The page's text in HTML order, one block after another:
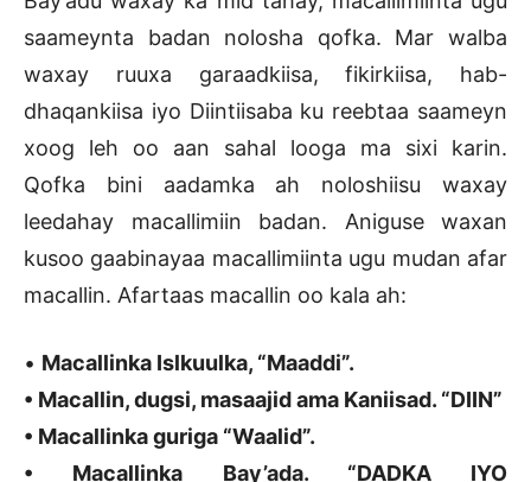
saameynta badan nolosha qofka. Mar walba
waxay ruuxa garaadkiisa, fikirkiisa, hab-
dhaqankiisa iyo Diintiisaba ku reebtaa saameyn
xoog leh oo aan sahal looga ma sixi karin.
Qofka bini aadamka ah noloshiisu waxay
leedahay macallimiin badan. Aniguse waxan
kusoo gaabinayaa macallimiinta ugu mudan afar
macallin. Afartaas macallin oo kala ah:
• Macallinka Islkuulka, “Maaddi”.
• Macallin, dugsi, masaajid ama Kaniisad. “DIIN”
• Macallinka guriga “Waalid”.
• Macallinka Bay’ada. “DADKA IYO